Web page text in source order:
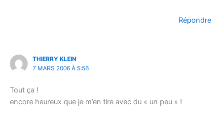
Répondre
THIERRY KLEIN
7 MARS 2006 À 5:56
Tout ça !
encore heureux que je m’en tire avec du « un peu » !